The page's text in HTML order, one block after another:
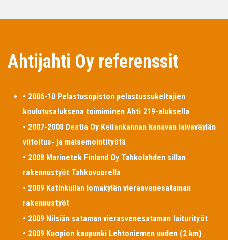
Ahtijahti Oy referenssit
• 2006-10 Pelastusopiston pelastussukeltajien
koulutusaluksena toimiminen Ahti 219-aluksella
• 2007-2008 Destia Oy Keilankannan kanavan laivaväylän
viitoitus- ja maisemointityötä
• 2008 Marinetek Finland Oy Tahkolahden sillan
rakennustyöt Tahkovuorella
• 2009 Katinkullan lomakylän vierasvenesataman
rakennustyöt
• 2009 Nilsiän sataman vierasvenesataman laiturityöt
• 2009 Kuopion kaupunki Lehtoniemen uuden (2 km)